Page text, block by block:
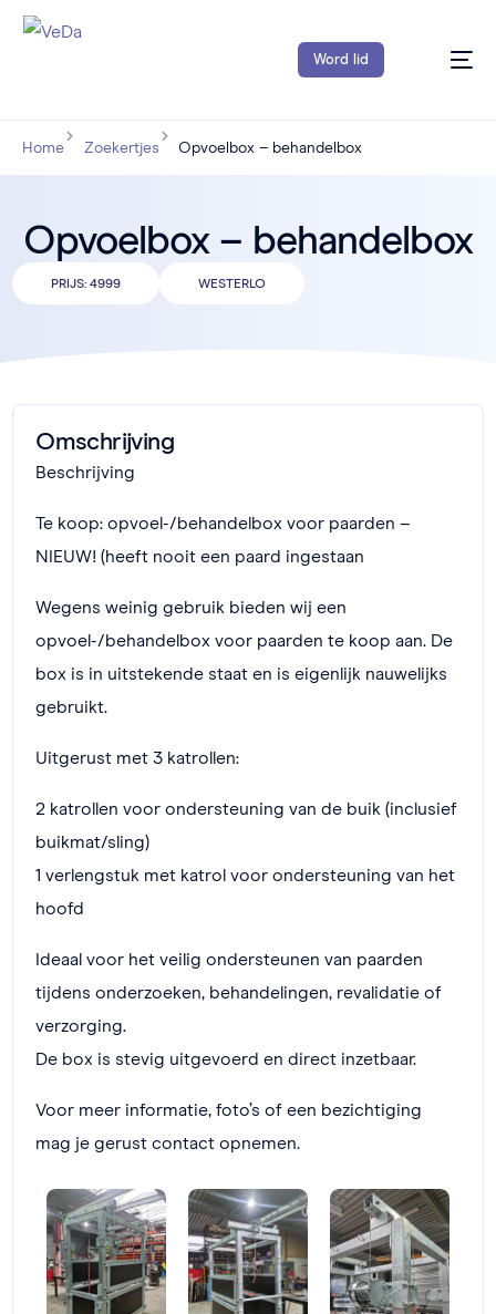
Word lid
Home Zoekertjes Opvoelbox – behandelbox
Opvoelbox – behandelbox
PRIJS:4999 WESTERLO
Omschrijving
Beschrijving
Te koop: opvoel-/behandelbox voor paarden –
NIEUW! (heeft nooit een paard ingestaan
Wegens weinig gebruik bieden wij een
opvoel-/behandelbox voor paarden te koop aan. De
box is in uitstekende staat en is eigenlijk nauwelijks
gebruikt.
Uitgerust met 3 katrollen:
2 katrollen voor ondersteuning van de buik (inclusief
buikmat/sling)
1 verlengstuk met katrol voor ondersteuning van het
hoofd
Ideaal voor het veilig ondersteunen van paarden
tijdens onderzoeken, behandelingen, revalidatie of
verzorging.
De box is stevig uitgevoerd en direct inzetbaar.
Voor meer informatie, foto’s of een bezichtiging
mag je gerust contact opnemen.